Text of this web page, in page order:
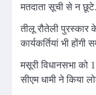
मतदाता सूची से न
तीलू रौतेली
कार्यकर्तियां भी होंगी
मसूरी विधानसभा को
सीएम धामी ने किया